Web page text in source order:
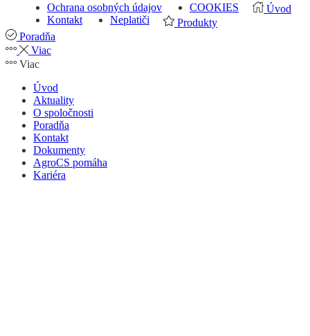
Ochrana osobných údajov
COOKIES
Kontakt
Neplatiči
Úvod
Produkty
Poradňa
Viac
Viac
Úvod
Aktuality
O spoločnosti
Poradňa
Kontakt
Dokumenty
AgroCS pomáha
Kariéra